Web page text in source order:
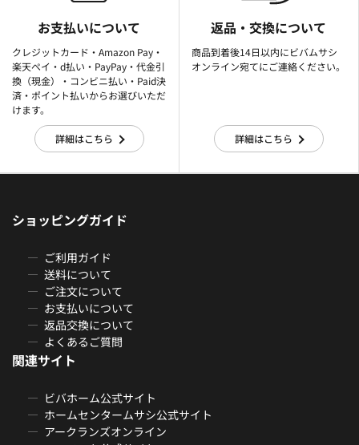
お支払いについて
クレジットカード・Amazon Pay・
楽天ぺイ・d払い・PayPay・代金引
換（現金）・コンビニ払い・Paid決
済・ポイント払いからお選びいただ
けます。
詳細はこちら
返品・交換について
商品到着後14日以内にビバムサシ
オンライン宛てにご連絡ください。
詳細はこちら
ショッピングガイド
ご利用ガイド
送料について
ご注文について
お支払いについて
返品交換について
よくあるご質問
関連サイト
ビバホーム公式サイト
ホームセンタームサシ公式サイト
アークランズオンライン